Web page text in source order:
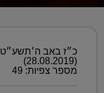
כ״ז באב ה׳תשע״ט
(28.08.2019)
מספר צפיות: 49